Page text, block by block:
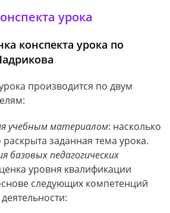
урока
конспекта урока по
производится по двум
учебным материалом: насколько
заданная тема урока.
базовых педагогических
уровня квалификации
следующих компетенций